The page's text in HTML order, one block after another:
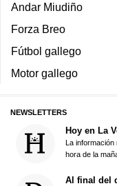
Andar Miudiño
Forza Breo
Fútbol gallego
Motor gallego
NEWSLETTERS
Hoy en La
La información
hora de la
Al final del